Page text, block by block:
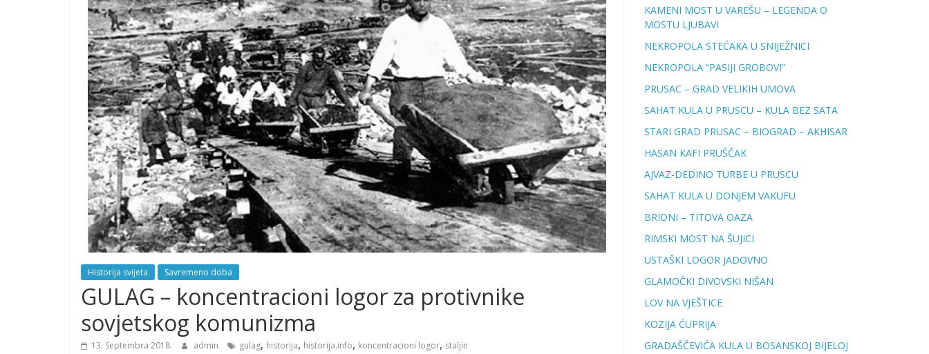
Historija svijeta Savremeno doba
GULAG – koncentracioni logor za protivnike
sovjetskog komunizma
13. Septembra 2018. admin gulag, historija, historija.info, koncentracioni logor, staljin
KAMENI MOST U VAREŠU – LEGENDA O
MOSTU LJUBAVI
NEKROPOLA STEĆAKA U SNIJEŽNICI
NEKROPOLA “PASIJI GROBOVI”
PRUSAC – GRAD VELIKIH UMOVA
SAHAT KULA U PRUSCU – KULA BEZ SATA
STARI GRAD PRUSAC – BIOGRAD – AKHISAR
HASAN KAFI PRUŠČAK
AJVAZ-DEDINO TURBE U PRUSCU
SAHAT KULA U DONJEM VAKUFU
BRIONI – TITOVA OAZA
RIMSKI MOST NA ŠUJICI
USTAŠKI LOGOR JADOVNO
GLAMOČKI DIVOVSKI NIŠAN
LOV NA VJEŠTICE
KOZIJA ĆUPRIJA
GRADAŠČEVIĆA KULA U BOSANSKOJ BIJELOJ